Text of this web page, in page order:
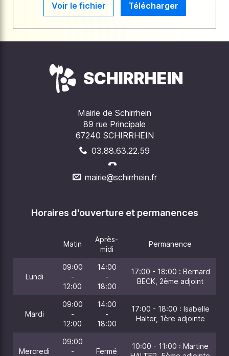
Voir le fichier Télécharger
SCHIRRHEIN
Mairie de Schirrhein
89 rue Principale
67240 SCHIRRHEIN
03.88.63.22.59
mairie@schirrhein.fr
Horaires d'ouverture et permanences
Matin
Après-
midi
Permanence
Lundi
09:00
-
12:00
14:00
-
18:00
17:00 - 18:00 : Bernard
BECK, 2ème adjoint
Mardi
09:00
-
12:00
14:00
-
18:00
17:00 - 18:00 : Isabelle
Halter, 1ère adjointe
Mercredi
09:00
-
Fermé
10:00 - 11:00 : Martine